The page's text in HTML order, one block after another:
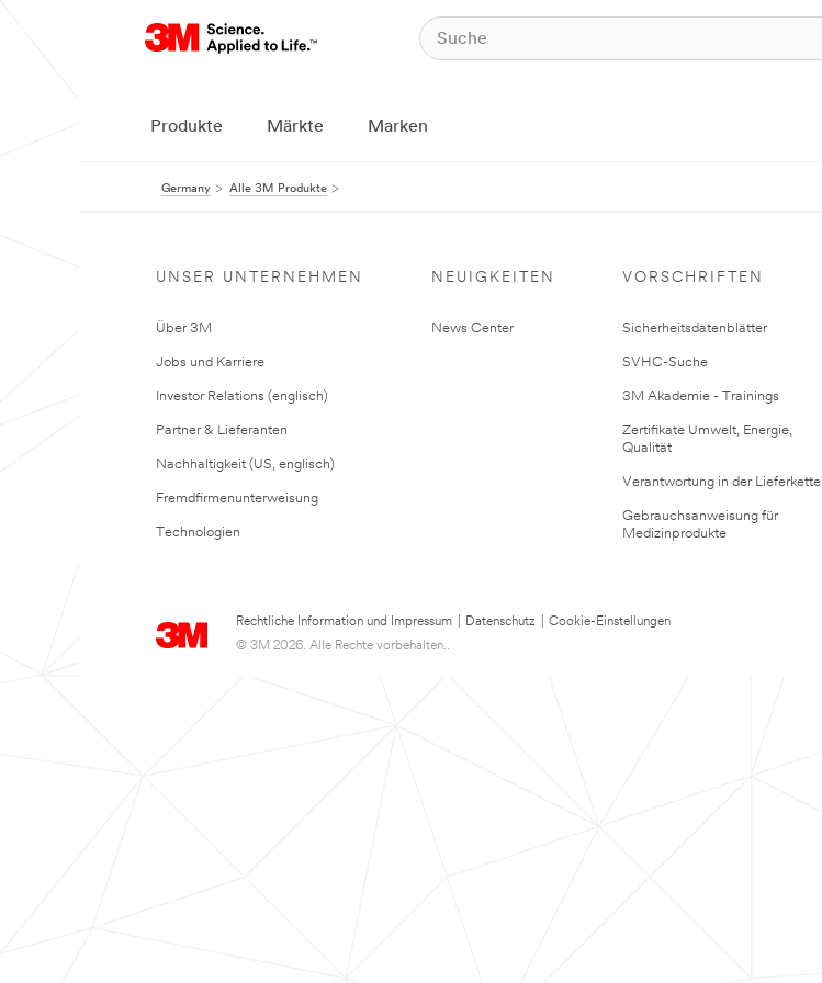
Produkte Märkte Marken
Germany Alle 3M Produkte
UNSER UNTERNEHMEN
Über 3M
Jobs und Karriere
Investor Relations (englisch)
Partner & Lieferanten
Nachhaltigkeit (US, englisch)
Fremdfirmenunterweisung
Technologien
NEUIGKEITEN
News Center
VORSCHRIFTEN
Sicherheitsdatenblätter
SVHC-Suche
3M Akademie - Trainings
Zertifikate Umwelt, Energie,
Qualität
Verantwortung in der Lieferkette
Gebrauchsanweisung für
Medizinprodukte
Rechtliche Information und Impressum Datenschutz
Cookie-Einstellungen
© 3M 2026. Alle Rechte vorbehalten..